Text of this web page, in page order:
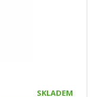
SKLADEM